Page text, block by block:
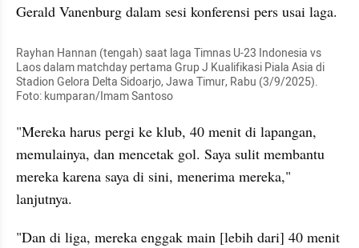
Gerald Vanenburg dalam sesi konferensi pers usai laga.
Rayhan Hannan (tengah) saat laga Timnas U-23 Indonesia vs
Laos dalam matchday pertama Grup J Kualifikasi Piala Asia di
Stadion Gelora Delta Sidoarjo, Jawa Timur, Rabu (3/9/2025).
Foto: kumparan/Imam Santoso
"Mereka harus pergi ke klub, 40 menit di lapangan,
memulainya, dan mencetak gol. Saya sulit membantu
mereka karena saya di sini, menerima mereka,"
lanjutnya.
"Dan di liga, mereka enggak main [lebih dari] 40 menit